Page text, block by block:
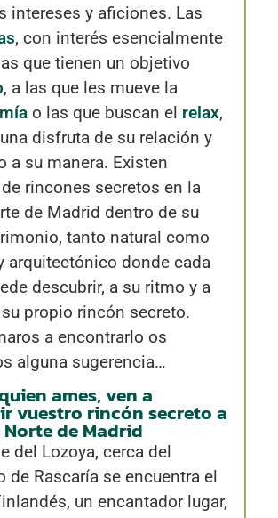
intereses y aficiones. Las
, con interés esencialmente
que tienen un objetivo
, a las que les mueve la
o las que buscan el relax,
disfruta de su relación y
a su manera. Existen
rincones secretos en la
de Madrid dentro de su
tanto natural como
arquitectónico donde cada
descubrir, a su ritmo y a
propio rincón secreto.
a encontrarlo os
alguna sugerencia…
ames, ven a
vuestro rincón secreto a
Norte de Madrid
del Lozoya, cerca del
de Rascaría se encuentra el
un encantador lugar,